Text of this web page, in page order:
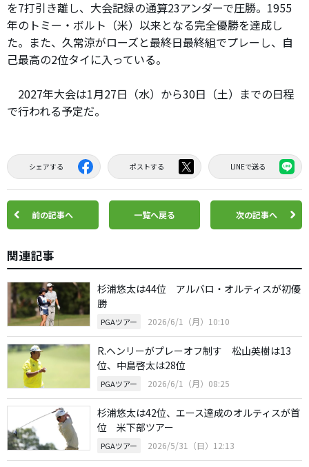
を7打引き離し、大会記録の通算23アンダーで圧勝。1955
年のトミー・ボルト（米）以来となる完全優勝を達成し
た。また、久常涼がローズと最終日最終組でプレーし、自
己最高の2位タイに入っている。
2027年大会は1月27日（水）から30日（土）までの日程
で行われる予定だ。
シェアする ポストする LINEで送る
前の記事へ 一覧へ戻る 次の記事へ
関連記事
杉浦悠太は44位 アルバロ・オルティスが初優
勝
PGAツアー 2026/6/1（月）10:10
R.ヘンリーがプレーオフ制す 松山英樹は13
位、中島啓太は28位
PGAツアー 2026/6/1（月）08:25
杉浦悠太は42位、エース達成のオルティスが首
位 米下部ツアー
PGAツアー 2026/5/31（日）12:13